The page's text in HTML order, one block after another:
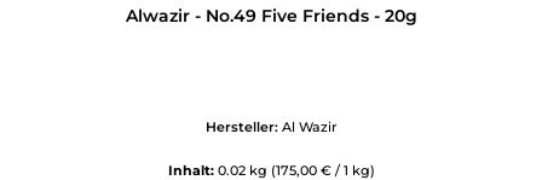
Alwazir - No.49 Five Friends - 20g
Hersteller: Al Wazir
Inhalt: 0.02 kg (175,00 € / 1 kg)